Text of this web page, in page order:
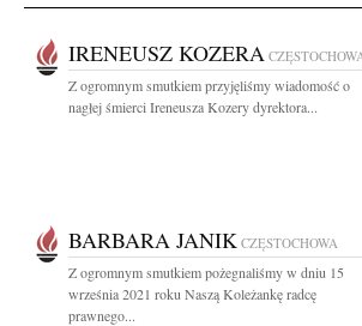
IRENEUSZ KOZERA
Z ogromnym smutkiem przyjęliśmy wiadomość o
nagłej śmierci Ireneusza Kozery dyrektora...
BARBARA JANIK CZĘSTOCHOWA
Z ogromnym smutkiem pożegnaliśmy w dniu 15
września 2021 roku Naszą Koleżankę radcę
prawnego...